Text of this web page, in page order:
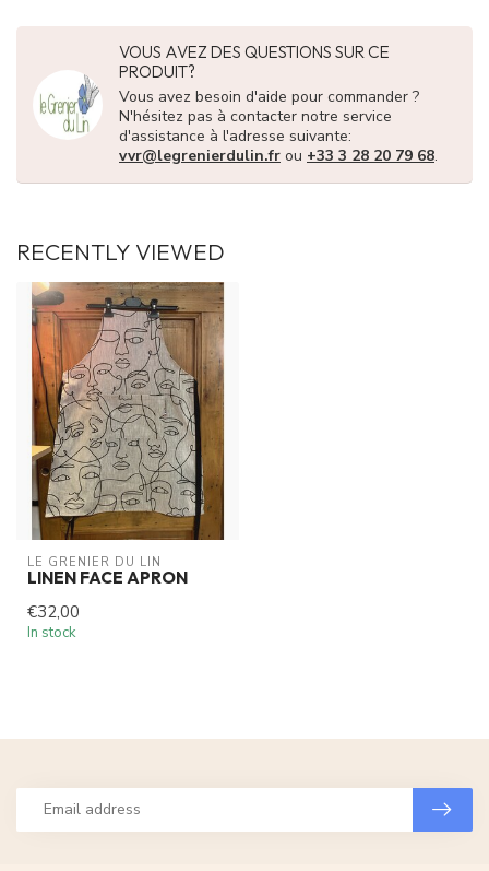
VOUS AVEZ DES QUESTIONS SUR CE
PRODUIT?
Vous avez besoin d'aide pour commander ?
N'hésitez pas à contacter notre service
d'assistance à l'adresse suivante:
vvr@legrenierdulin.fr ou +33 3 28 20 79 68.
RECENTLY VIEWED
LE GRENIER DU LIN
LINEN FACE APRON
€32,00
In stock